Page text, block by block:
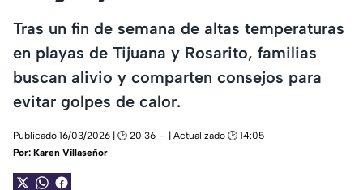
Tras un fin de semana de altas temperaturas
en playas de Tijuana y Rosarito, familias
buscan alivio y comparten consejos para
evitar golpes de calor.
Publicado 16/03/2026 | 🕑 20:36
| Actualizado 🕑 14:05
Por: Karen Villaseñor